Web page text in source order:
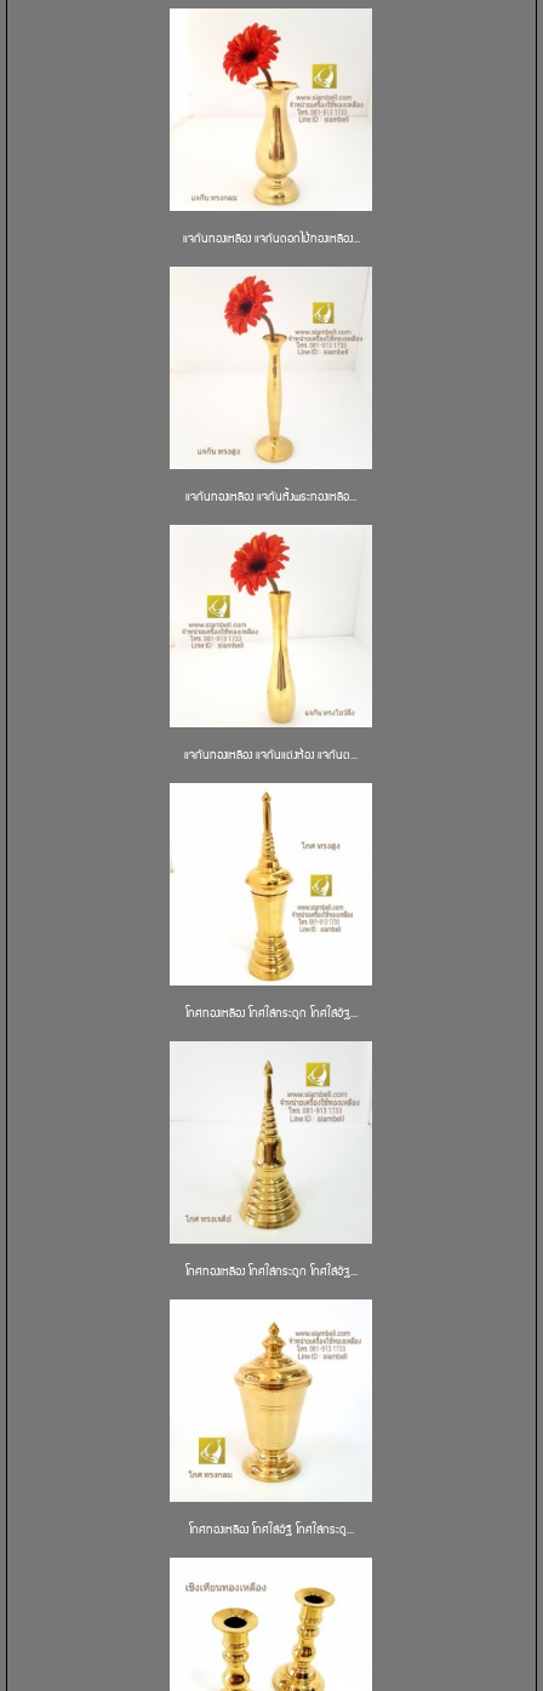
แจกันทองเหลือง แจกันดอกไม้ทองเหลือง...
แจกันทองเหลือง แจกันหิ้งพระทองเหลือ...
แจกันทองเหลือง แจกันแต่งห้อง แจกันต...
โกศทองเหลือง โกศใส่กระดูก โกศใส่อัฐ...
โกศทองเหลือง โกศใส่กระดูก โกศใส่อัฐ...
โกศทองเหลือง โกศใส่อัฐิ โกศใส่กระดู...